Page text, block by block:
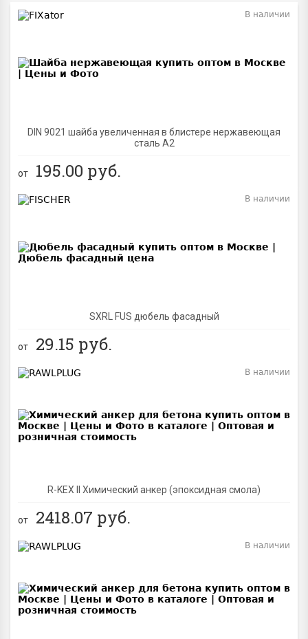
DIN 9021 шайба увеличенная в блистере нержавеющая
сталь A2
В наличии
от 195.00 руб.
SXRL FUS дюбель фасадный
В наличии
от 29.15 руб.
R-KEX II Химический анкер (эпоксидная смола)
В наличии
от 2418.07 руб.
В наличии